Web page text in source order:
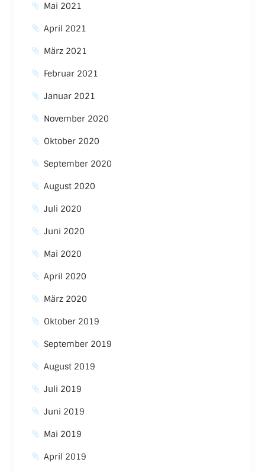
Mai 2021
April 2021
März 2021
Februar 2021
Januar 2021
November 2020
Oktober 2020
September 2020
August 2020
Juli 2020
Juni 2020
Mai 2020
April 2020
März 2020
Oktober 2019
September 2019
August 2019
Juli 2019
Juni 2019
Mai 2019
April 2019